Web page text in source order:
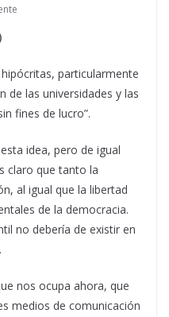
particularmente
de las universidades y las
fines de lucro”.
idea, pero de igual
claro que tanto la
al igual que la libertad
de la democracia.
no debería de existir en
nos ocupa ahora, que
medios de comunicación